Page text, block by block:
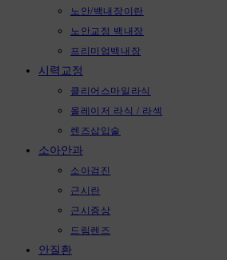
노안/백내장이란
노안교정 백내장
프리미엄백내장
시력교정
클리어스마일라식
올레이저 라식 / 라섹
렌즈삽입술
소아안과
소아검진
근시란
근시증상
드림렌즈
안질환